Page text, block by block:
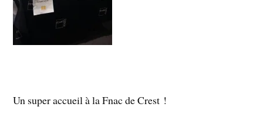
Un super accueil à la Fnac de Crest !